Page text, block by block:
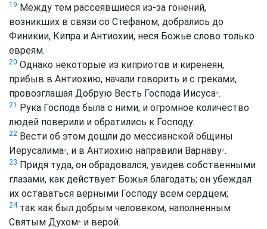
19 Между тем рассеявшиеся из-за гонений,
возникших в связи со Стефаном, добрались до
Финикии, Кипра и Антиохии, неся Божье слово только
евреям.
20 Однако некоторые из киприотов и киренеян,
прибыв в Антиохию, начали говорить и с греками,
провозглашая Добрую Весть Господа Иисуса*.
21
Рука Господа была с ними, и огромное количество
людей поверили и обратились к Господу.
22 Вести об этом дошли до мессианской общины
Иерусалима*, и в Антиохию направили Варнаву*.
23 Придя туда, он обрадовался, увидев собственными
глазами, как действует Божья благодать; он убеждал
их оставаться верными Господу всем сердцем;
24так как был добрым человеком, наполненным
Святым Духом* и верой.